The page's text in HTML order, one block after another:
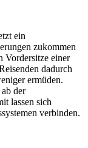
ein
zukommen
Vordersitze einer
dadurch
ermüden.
der
lassen sich
verbinden.